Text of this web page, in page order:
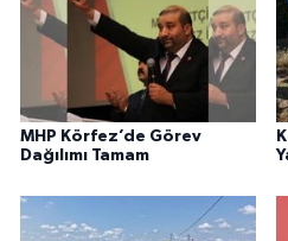
MHP Körfez’de Görev
Dağılımı Tamam